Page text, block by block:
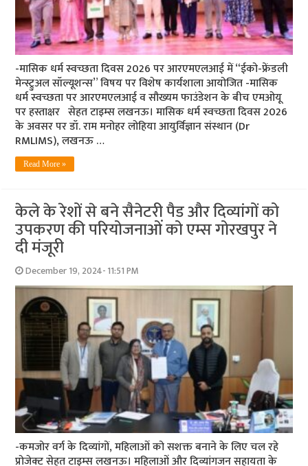
-मासिक धर्म स्वच्छता दिवस 2026 पर आरएमएलआई में “ईको-फ्रेंडली
मेन्स्ट्रुअल सॉल्यूशन्स” विषय पर विशेष कार्यशाला आयोजित -मासिक
धर्म स्वच्छता पर आरएमएलआई व सौख्यम फाउंडेशन के बीच एमओयू
पर हस्ताक्षर सेहत टाइम्स लखनऊ। मासिक धर्म स्वच्छता दिवस 2026
के अवसर पर डॉ. राम मनोहर लोहिया आयुर्विज्ञान संस्थान (Dr
RMLIMS), लखनऊ …
Read More »
केले के रेशों से बने सैनेटरी पैड और दिव्यांगों को
उपकरण की परियोजनाओं को एम्स गोरखपुर ने
दी मंजूरी
December 19, 2024- 11:51 PM
-कमजोर वर्ग के दिव्यांगों, महिलाओं को सशक्त बनाने के लिए चल रहे
प्रोजेक्ट सेहत टाइम्स लखनऊ। महिलाओं और दिव्यांगजन सहायता के